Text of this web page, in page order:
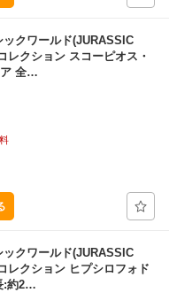
ックワールド(JURASSIC
クション スコーピオス・
ア 全…
ックワールド(JURASSIC
クション ヒプシロフォド
:約2…